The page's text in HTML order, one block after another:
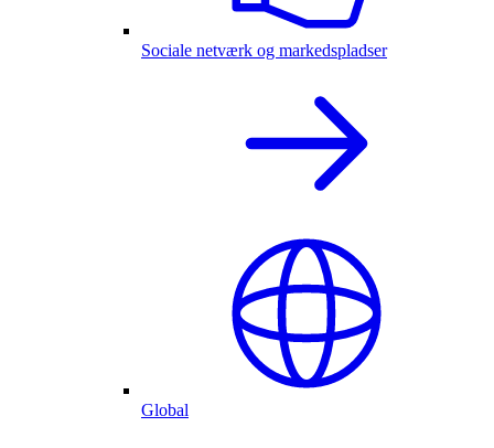
Sociale netværk og markedspladser
Global